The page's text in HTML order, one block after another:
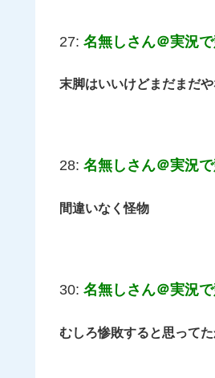
27: 名無しさん＠実況
末脚はいいけどまだまだ
28: 名無しさん＠実況
間違いなく怪物
30: 名無しさん＠実況
むしろ惨敗すると思って